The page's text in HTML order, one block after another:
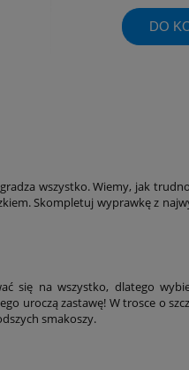
DO
wszystko. Wiemy, jak
Skompletuj wyprawkę z
się na wszystko, dlatego
uroczą zastawę! W trosce o
smakoszy.